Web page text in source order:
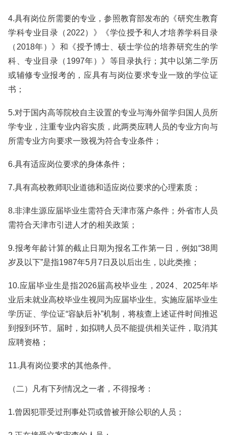
4.具有岗位所需要的专业，参照教育部发布的《研究生教育
学科专业目录（2022）》《学位授予和人才培养学科目录
（2018年）》和《授予博士、硕士学位的培养研究生的学
科、专业目录（1997年）》等目录执行；其中以第二学历
或辅修专业报考的，应具有与岗位要求专业一致的学位证
书；
5.对于国内高等院校自主设置的专业与海外留学归国人员所
学专业，注重专业内容实质，此两类应聘人员的专业方向与
所需专业方向要求一致视为符合专业条件；
6.具有适应岗位要求的身体条件；
7.具有高校教师职业道德和适应岗位要求的心理素质；
8.非津生源应届毕业生需符合天津市落户条件；外省市人员
需符合天津市引进人才的相关政策；
9.报考年龄计算的截止日期为报名工作第一日，例如“38周
岁及以下”是指1987年5月7日及以后出生，以此类推；
10.应届毕业生是指2026届高校毕业生，2024、2025年毕
业后未就业高校毕业生视同为应届毕业生。实施应届毕业生
学历证、学位证“容缺后补”机制，将核查上述证件时间推迟
到报到环节。届时，如拟聘人员不能提供相关证件，取消其
应聘资格；
11.具有岗位要求的其他条件。
（二）凡有下列情况之一者，不得报考：
1.曾因犯罪受过刑事处罚或曾被开除公职的人员；